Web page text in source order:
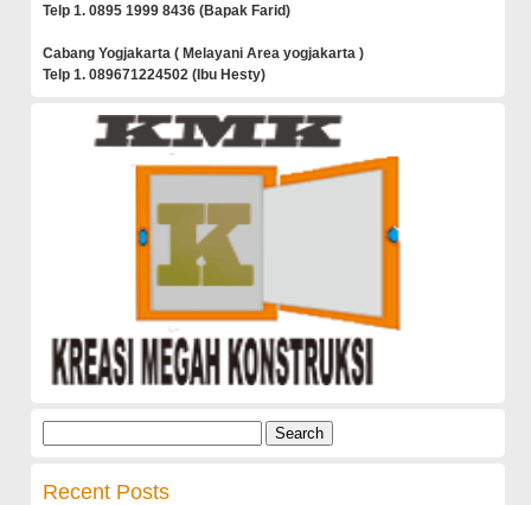
Telp 1. 0895 1999 8436 (Bapak Farid)
Cabang Yogjakarta ( Melayani Area yogjakarta )
Telp 1. 089671224502 (Ibu Hesty)
for:
Recent Posts